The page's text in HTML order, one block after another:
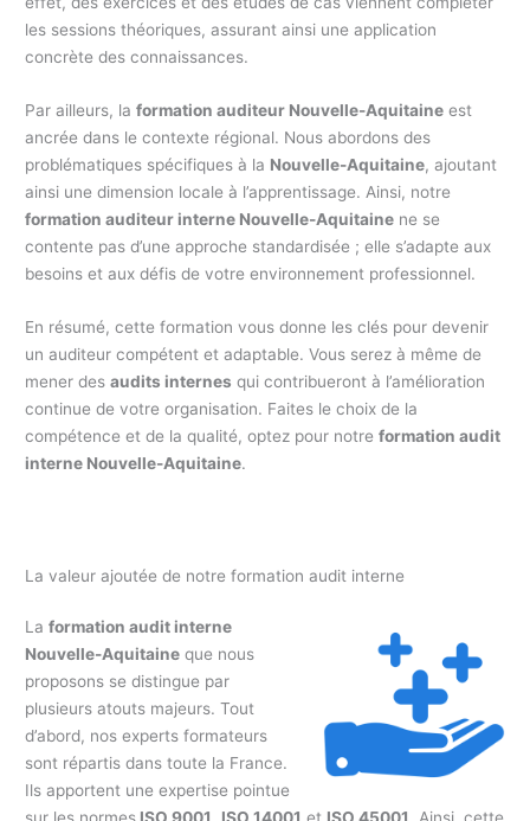
les sessions théoriques, assurant ainsi une application
concrète des connaissances.
Par ailleurs, laformation auditeur Nouvelle-Aquitaine est
ancrée dans le contexte régional. Nous abordons des
problématiques spécifiques à la Nouvelle-Aquitaine, ajoutant
ainsi une dimension locale à l’apprentissage. Ainsi, notre
formation auditeur interne Nouvelle-Aquitaine ne se
contente pas d’une approche standardisée ; elle s’adapte aux
besoins et aux défis de votre environnement professionnel.
En résumé, cette formation vous donne les clés pour devenir
un auditeur compétent et adaptable. Vous serez à même de
mener desaudits internes qui contribueront à l’amélioration
continue de votre organisation. Faites le choix de la
compétence et de la qualité, optez pour notreformation audit
interne Nouvelle-Aquitaine.
La valeur ajoutée de notre formation audit interne
Laformation audit interne
Nouvelle-Aquitaine que nous
proposons se distingue par
plusieurs atouts majeurs. Tout
d’abord, nos experts formateurs
sont répartis dans toute la France.
Ils apportent une expertise pointue